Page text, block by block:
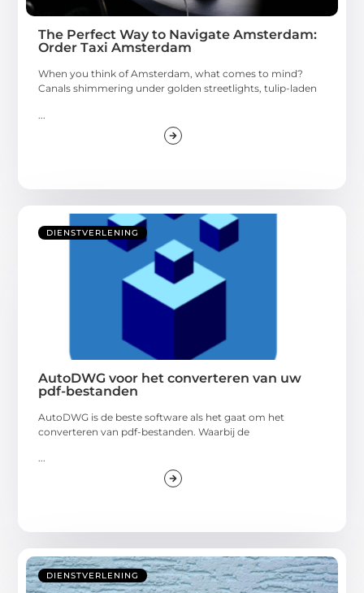
The Perfect Way to Navigate Amsterdam:
Order Taxi Amsterdam
When you think of Amsterdam, what comes to mind?
Canals shimmering under golden streetlights, tulip-laden
DIENSTVERLENING
AutoDWG voor het converteren van uw
pdf-bestanden
AutoDWG is de beste software als het gaat om het
converteren van pdf-bestanden. Waarbij de
...
DIENSTVERLENING